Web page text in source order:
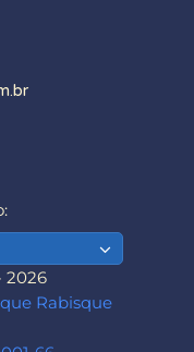
2026
Rabisque